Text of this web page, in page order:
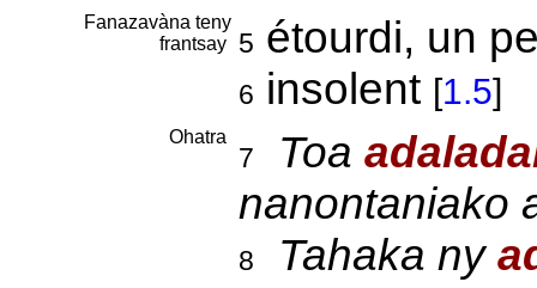
Fanazavàna teny
frantsay
5 étourdi, un
6 insolent [1.5]
Ohatra
7 Toa
nanontaniako
8 Tahaka ny